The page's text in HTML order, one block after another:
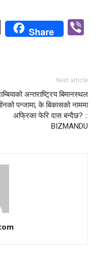
PrintShare
Next article
अन्तराष्ट्रिय बिमानस्थल
पन्जामा, के बिकासको नाममा
अफ्रिका फेरि दास बन्दैछ? ::
BIZMANDU